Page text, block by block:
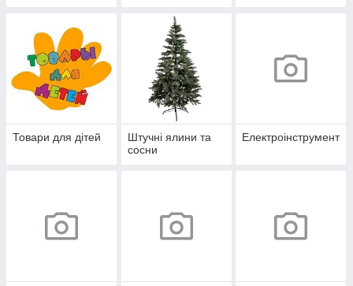
Товари для дітей
Штучні ялини та
сосни
Електроінструмент